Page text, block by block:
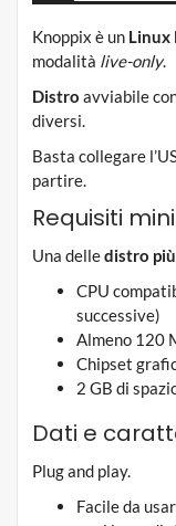
Knoppix è un Linux
modalità live-only.
Distro avviabile
diversi.
Basta collegare
partire.
Requisiti
Una delledistro
CPU
successive)
Almeno 120
Chipset
2 GB di
Dati e
Plug and play.
Facile da